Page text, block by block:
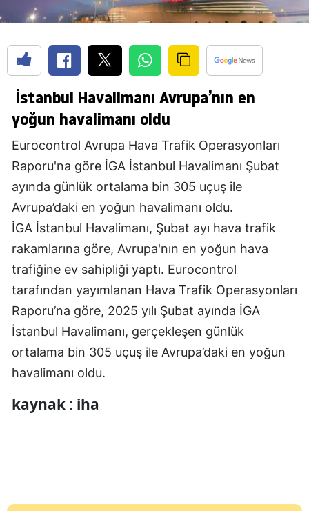
İstanbul Havalimanı Avrupa’nın en
yoğun havalimanı oldu
Eurocontrol Avrupa Hava Trafik Operasyonları
Raporu'na göre İGA İstanbul Havalimanı Şubat
ayında günlük ortalama bin 305 uçuş ile
Avrupa’daki en yoğun havalimanı oldu.
İGA İstanbul Havalimanı, Şubat ayı hava trafik
rakamlarına göre, Avrupa'nın en yoğun hava
trafiğine ev sahipliği yaptı. Eurocontrol
tarafından yayımlanan Hava Trafik Operasyonları
Raporu’na göre, 2025 yılı Şubat ayında İGA
İstanbul Havalimanı, gerçekleşen günlük
ortalama bin 305 uçuş ile Avrupa’daki en yoğun
havalimanı oldu.
kaynak : iha